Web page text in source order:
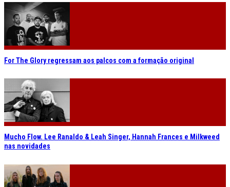
For The Glory regressam aos palcos com a formação original
Mucho Flow. Lee Ranaldo & Leah Singer, Hannah Frances e Milkweed
nas novidades